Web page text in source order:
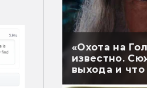
«Охота на
известно.
выхода и что